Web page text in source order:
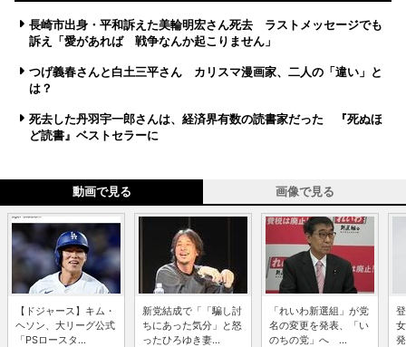
長崎市出身・平和訴えた美輪明宏さん死去 ラストメッセージでも
訴え「愛があれば 戦争なんか起こりません」
つげ義春さんと白土三平さん カリスマ漫画家、二人の「違い」と
は？
死去した丹羽宇一郎さんは、経済界有数の読書家だった 『死ぬほ
ど読書』ベストセラーに
動画で見る 画像で見る
【ドジャース】キム・
ヘソン、大リーグ公式
「PSロースタ...
新党結成で「「騙し討
ちにあった気分」と怒
ったひろゆき妻...
「れいわ新選組」が党
名の変更を発表、「い
のちの党」へ ...